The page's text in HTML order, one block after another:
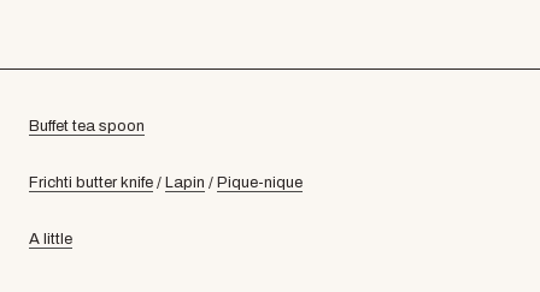
Buffet tea spoon
Frichti butter knife / Lapin / Pique-nique
A little